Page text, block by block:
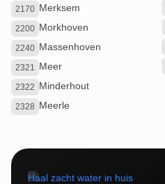
2170 Merksem
2200 Morkhoven
2240 Massenhoven
2321 Meer
2322 Minderhout
2328 Meerle
Haal zacht water in huis